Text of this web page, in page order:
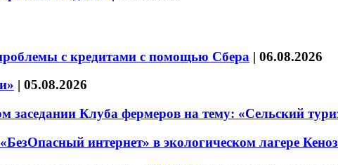
с кредитами с помощью Сбера | 06.08.2026
| 05.08.2026
Клуба фермеров на тему: «Сельский
интернет» в экологическом лагере